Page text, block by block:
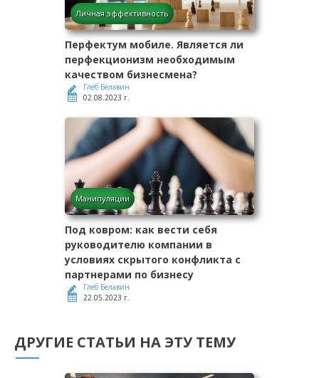
Личная эффективность
Перфектум мобиле. Является ли
перфекционизм необходимым
качеством бизнесмена?
Глеб Белавин
02.08.2023 г.
Манипуляции
Под ковром: как вести себя
руководителю компании в
условиях скрытого конфликта с
партнерами по бизнесу
Глеб Белавин
22.05.2023 г.
ДРУГИЕ СТАТЬИ НА ЭТУ ТЕМУ